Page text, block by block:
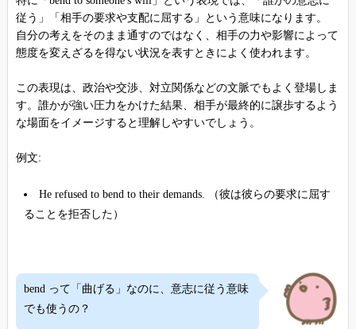
従う」「相手の要求や支配に屈する」という意味になります。
自分の考えをそのまま通すのではなく、相手の力や影響によって
態度を変えざるを得ない状況を表すときによく使われます。
この表現は、政治や交渉、対立関係などの文脈でもよく登場しま
す。誰かが強い圧力をかけた結果、相手が最終的に譲歩するよう
な場面をイメージすると理解しやすいでしょう。
例文:
He refused to bend to their demands. （彼は彼らの要求に屈す
ることを拒否した）
bend って「曲げる」なのに、意志に従う意味
でも使うの？